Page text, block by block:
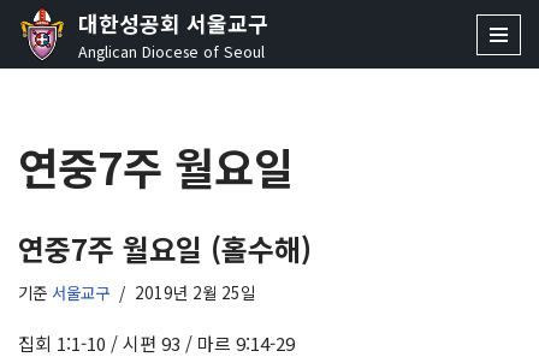
콘
로
건
뛰
기
대한성공회 서울교구
Anglican Diocese of Seoul
연중7주 월요일
연중7주 월요일 (홀수해)
기준 서울교구 2019년 2월 25일
집회 1:1-10 / 시편 93 / 마르 9:14-29